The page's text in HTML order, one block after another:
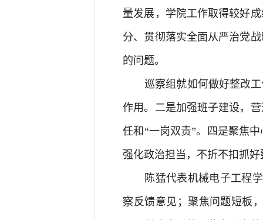
量发展，学院工作取得较好
分、贯彻落实全面从严治党
的问题。
巡察组就如何做好整改
作用。二是加强班子建设，
任和“一岗双责”。四是聚焦
强化政治担当，不折不扣抓
陈猛代表机械电子工程
察反馈意见；聚焦问题短板